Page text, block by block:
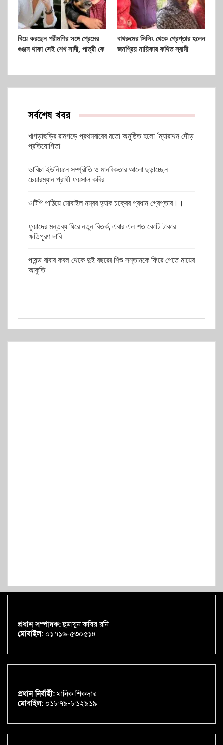
বিয়ে করছেন পরীমণির সঙ্গে প্রেমের
গুঞ্জন থাকা সেই শেখ সাদী, পাত্রী কে
বাথরুমের সিলিং থেকে গ্রেপ্তার হলেন
জনপ্রিয় নায়িকার কথিত স্বামী
সর্বশেষ খবর
খাগড়াছড়ির রামগড়ে প্রথমবারের মতো অনুষ্ঠিত হলো ‘ম্যারাথন দৌড়
প্রতিযোগিতা
ভাবিচা ইউনিয়নে সম্প্রীতি ও মানবিকতার আলো ছড়াচ্ছেন
চেয়ারম্যান প্রার্থী ফয়সাল কবির
ওটিপি পাঠিয়ে মোবাইল নম্বর হ্যাক চক্রের প্রধান গ্রেপ্তার।।
ফুয়াদের মন্তব্য ঘিরে নতুন বিতর্ক, এবার এল শত কোটি টাকার
ক্ষতিপূরণ দাবি
পাষন্ড বাবার কবল থেকে দুই বছরের শিশু সন্তানকে ফিরে পেতে মায়ের
আকুতি
প্রধান সম্পাদক:হুমায়ুন কবির রনি
মোবাইল: ০১৭১৬-৫৩০৫১৪
প্রধান নির্বাহী:মানিক শিকদার
মোবাইল: ০১৮৭৯-৮১২৯১৯